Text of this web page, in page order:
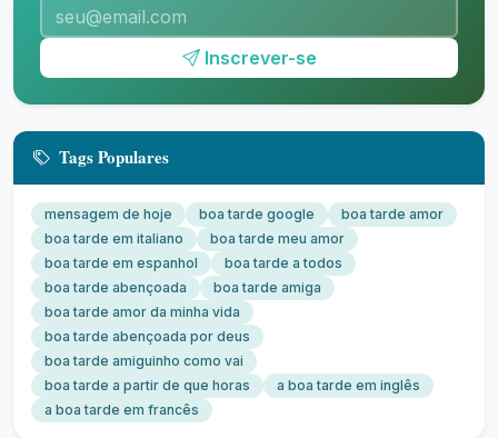
Inscrever-se
Tags Populares
mensagem de hoje boa tarde google
boa tarde amor
boa tarde em italiano
boa tarde meu amor
boa tarde em espanhol
boa tarde a todos
boa tarde abençoada
boa tarde amiga
boa tarde amor da minha vida
boa tarde abençoada por deus
boa tarde amiguinho como vai
boa tarde a partir de que horas
a boa tarde em inglês
a boa tarde em francês